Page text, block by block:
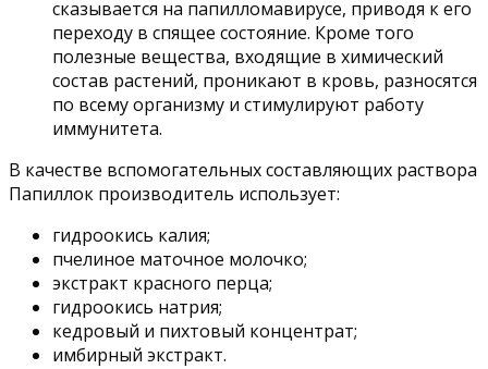
сказывается на папилломавирусе, приводя к его
переходу в спящее состояние. Кроме того
полезные вещества, входящие в химический
состав растений, проникают в кровь, разносятся
по всему организму и стимулируют работу
иммунитета.
В качестве вспомогательных составляющих раствора
Папиллок производитель использует:
гидроокись калия;
пчелиное маточное молочко;
экстракт красного перца;
гидроокись натрия;
кедровый и пихтовый концентрат;
имбирный экстракт.